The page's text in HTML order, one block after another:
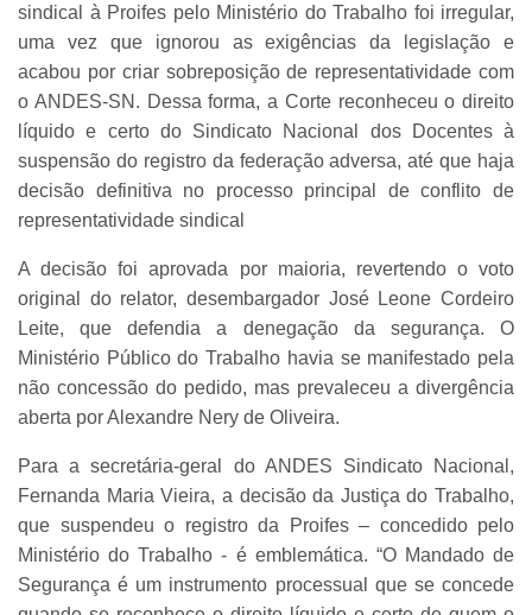
sindical à Proifes pelo Ministério do Trabalho foi irregular,
uma vez que ignorou as exigências da legislação e
acabou por criar sobreposição de representatividade com
o ANDES-SN. Dessa forma, a Corte reconheceu o direito
líquido e certo do Sindicato Nacional dos Docentes à
suspensão do registro da federação adversa, até que haja
decisão definitiva no processo principal de conflito de
representatividade sindical
A decisão foi aprovada por maioria, revertendo o voto
original do relator, desembargador José Leone Cordeiro
Leite, que defendia a denegação da segurança. O
Ministério Público do Trabalho havia se manifestado pela
não concessão do pedido, mas prevaleceu a divergência
aberta por Alexandre Nery de Oliveira.
Para a secretária-geral do ANDES Sindicato Nacional,
Fernanda Maria Vieira, a decisão da Justiça do Trabalho,
que suspendeu o registro da Proifes – concedido pelo
Ministério do Trabalho - é emblemática. “O Mandado de
Segurança é um instrumento processual que se concede